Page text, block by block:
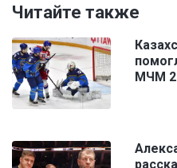
Читайте также
МЧМ